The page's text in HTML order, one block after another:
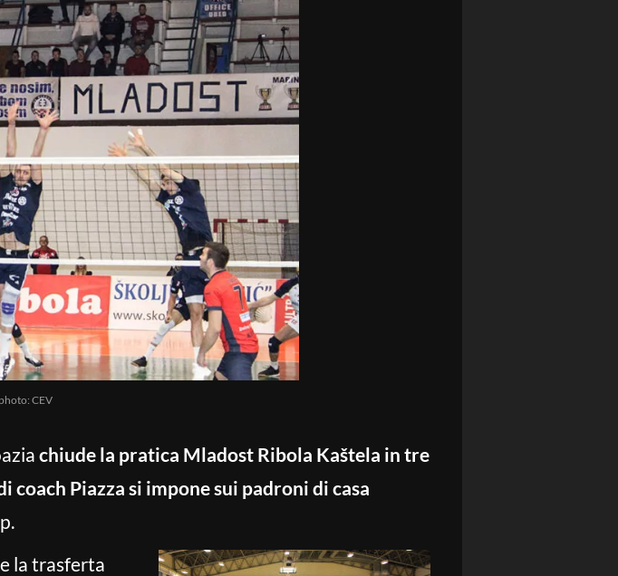
CEV
chiude la pratica Mladost Ribola Kaštela in tre
coach Piazza si impone sui padroni di casa
la trasferta